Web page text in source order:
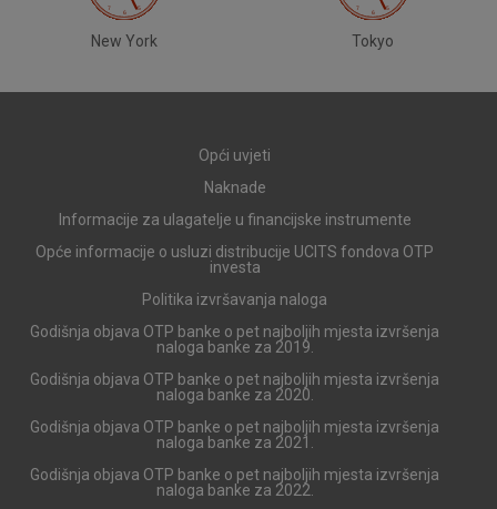
New York Tokyo
Opći uvjeti
Naknade
Informacije za ulagatelje u financijske instrumente
Opće informacije o usluzi distribucije UCITS fondova OTP
investa
Politika izvršavanja naloga
Godišnja objava OTP banke o pet najboljih mjesta izvršenja
naloga banke za 2019.
Godišnja objava OTP banke o pet najboljih mjesta izvršenja
naloga banke za 2020.
Godišnja objava OTP banke o pet najboljih mjesta izvršenja
naloga banke za 2021.
Godišnja objava OTP banke o pet najboljih mjesta izvršenja
naloga banke za 2022.
Nužni kolačići
Marketinški kolačići
Nužni (tehnički) kolačići - uvijek aktivni
Ovi kolačići nužni su za funkcioniranje internetske stranice i
ne mogu se isključiti u našim sustavima. Uobičajeno se
postavljaju kao odgovor na vaše radnje koje uključuju zahtjev
za uslugama, kao što su postavke kolačića. Svoj preglednik
možete postaviti da blokira te kolačiće ili pošalje upozorenje
o njima, ali u tom slučaju neki dijelovi stranice neće raditi. Ti
kolačići ne pohranjuju nikakve informacije koje bi vas mogle
identificirati.
Detaljnije informacije o kolačićima